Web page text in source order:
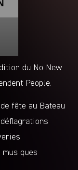
du No New
People.
fête au Bateau
musiques